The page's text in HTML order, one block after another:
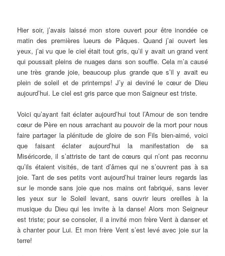
Hier soir, j’avais laissé mon store ouvert pour être inondée ce
matin des premières lueurs de Pâques. Quand j’ai ouvert les
yeux, j’ai vu que le ciel était tout gris, qu’il y avait un grand vent
qui poussait pleins de nuages dans son souffle. Cela m’a causé
une très grande joie, beaucoup plus grande que s’il y avait eu
plein de soleil et de printemps! J’y ai deviné le cœur de Dieu
aujourd’hui. Le ciel est gris parce que mon Saigneur est triste.
Voici qu’ayant fait éclater aujourd’hui tout l’Amour de son tendre
cœur de Père en nous arrachant au pouvoir de la mort pour nous
faire partager la plénitude de gloire de son Fils bien-aimé, voici
que faisant éclater aujourd’hui la manifestation de sa
Miséricorde, il s’attriste de tant de cœurs qui n’ont pas reconnu
qu’ils étaient visités, de tant d’âmes qui ne s’ouvrent pas à sa
joie. Tant de ses petits vont aujourd’hui trainer leurs regards las
sur le monde sans joie que nos mains ont fabriqué, sans lever
les yeux sur le Soleil levant, sans ouvrir leurs oreilles à la
musique du Dieu qui les invite à la danse! Alors mon Seigneur
est triste; pour se consoler, il a invité mon frère Vent à danser et
à chanter pour Lui. Et mon frère Vent s’est levé avec joie sur la
terre!